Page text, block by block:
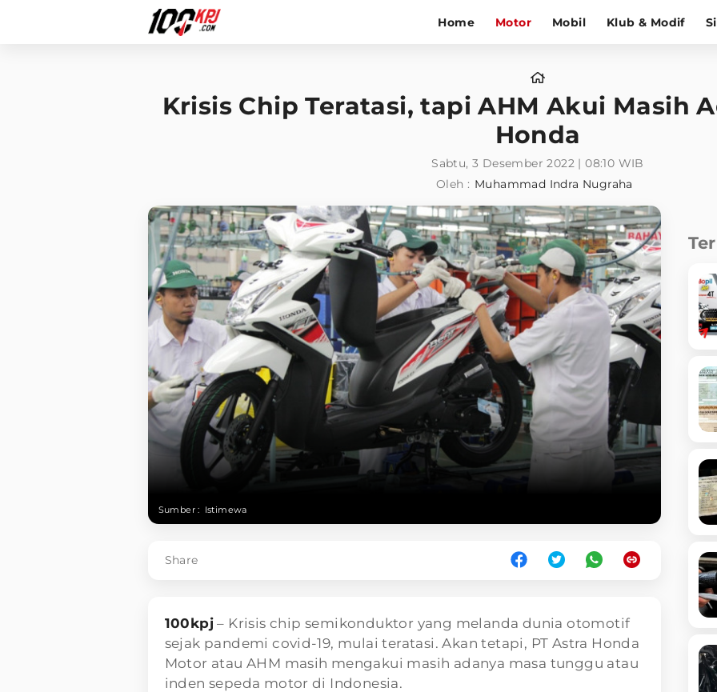
Home Motor Mobil Klub & Modif
Krisis Chip Teratasi, tapi AHM Akui Masih
Honda
Sabtu, 3 Desember 2022 | 08:10 WIB
Oleh : Muhammad Indra Nugraha
Sumber : Istimewa
Share
100kpj– Krisis chip semikonduktor yang melanda dunia otomotif
sejak pandemi covid-19, mulai teratasi. Akan tetapi, PT Astra Honda
Motor atau AHM masih mengakui masih adanya masa tunggu atau
inden sepeda motor di Indonesia.